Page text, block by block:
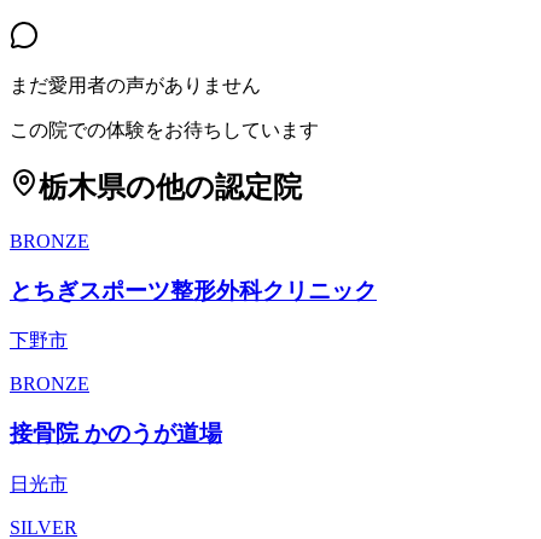
まだ愛用者の声がありません
この院での体験をお待ちしています
栃木県の他の認定院
BRONZE
とちぎスポーツ整形外科クリニック
下野市
BRONZE
接骨院 かのうが道場
日光市
SILVER